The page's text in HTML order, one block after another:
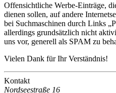
Offensichtliche Werbe-Einträge,
dienen sollen, auf andere
bei Suchmaschinen durch Links
allerdings grundsätzlich nicht
uns vor, generell als SPAM zu
Vielen Dank für Ihr Verständnis!
Kontakt
Nordseestraße 16